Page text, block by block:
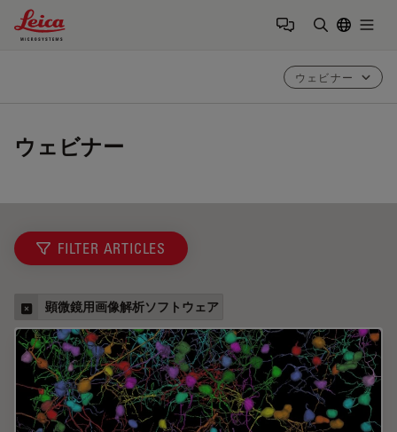
Leica Microsystems Logo
ウェビナー
ウェビナー
FILTER ARTICLES
顕微鏡用画像解析ソフトウェア